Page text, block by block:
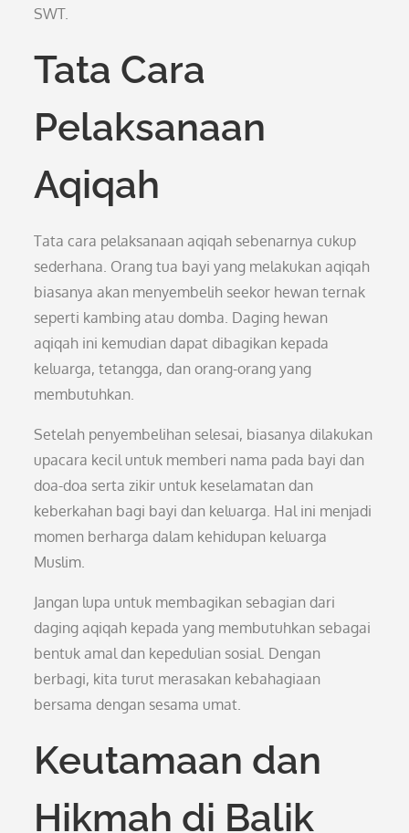
SWT.
Tata Cara
Pelaksanaan
Aqiqah
Tata cara pelaksanaan aqiqah sebenarnya cukup
sederhana. Orang tua bayi yang melakukan aqiqah
biasanya akan menyembelih seekor hewan ternak
seperti kambing atau domba. Daging hewan
aqiqah ini kemudian dapat dibagikan kepada
keluarga, tetangga, dan orang-orang yang
membutuhkan.
Setelah penyembelihan selesai, biasanya dilakukan
upacara kecil untuk memberi nama pada bayi dan
doa-doa serta zikir untuk keselamatan dan
keberkahan bagi bayi dan keluarga. Hal ini menjadi
momen berharga dalam kehidupan keluarga
Muslim.
Jangan lupa untuk membagikan sebagian dari
daging aqiqah kepada yang membutuhkan sebagai
bentuk amal dan kepedulian sosial. Dengan
berbagi, kita turut merasakan kebahagiaan
bersama dengan sesama umat.
Keutamaan dan
Hikmah di Balik